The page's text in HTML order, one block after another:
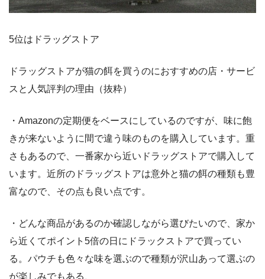
5位はドラッグストア
ドラッグストアが猫の餌を買うのにおすすめの店・サービ
スと人気評判の理由（抜粋）
・Amazonの定期便をベースにしているのですが、味に飽
きが来ないように間で違う味のものを購入しています。重
さもあるので、一番家から近いドラッグストアで購入して
います。近所のドラッグストアは意外と猫の餌の種類も豊
富なので、その点も良い点です。
・どんな商品があるのか確認しながら選びたいので、家か
ら近くてポイント5倍の日にドラックストアで買ってい
る。パウチも色々な味を選ぶので種類が沢山あって選ぶの
が楽しみでもある、